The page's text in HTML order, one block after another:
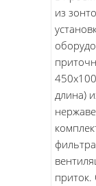
из
длина)